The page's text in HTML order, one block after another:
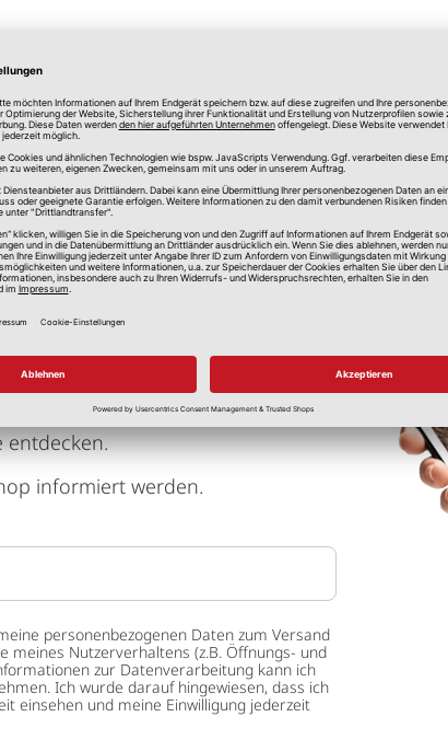
in Euro, inkl. gesetzlicher Mehrwertsteuer, zzgl.
Renovieren und Einrichten
entdecken.
informiert werden.
personenbezogenen Daten zum Versand
meines Nutzerverhaltens (z.B. Öffnungs- und
zur Datenverarbeitung kann ich
Ich wurde darauf hingewiesen, dass ich
einsehen und meine Einwilligung jederzeit